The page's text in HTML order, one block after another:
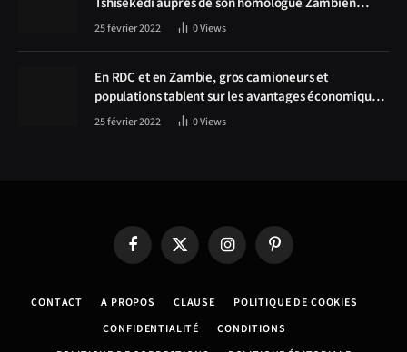
Hichilema, la construction de la route Kolwezi -
25 février 2022 0Views
En RDC et en Zambie, gros camioneurs et
populations tablent sur les avantages économiques
de la route Kolwezi-Solwezi
25 février 2022 0Views
FacebookX
(Twitter)
InstagramPinterest
CONTACT A PROPOS CLAUSE
POLITIQUE DE COOKIES
CONFIDENTIALITÉ
CONDITIONS